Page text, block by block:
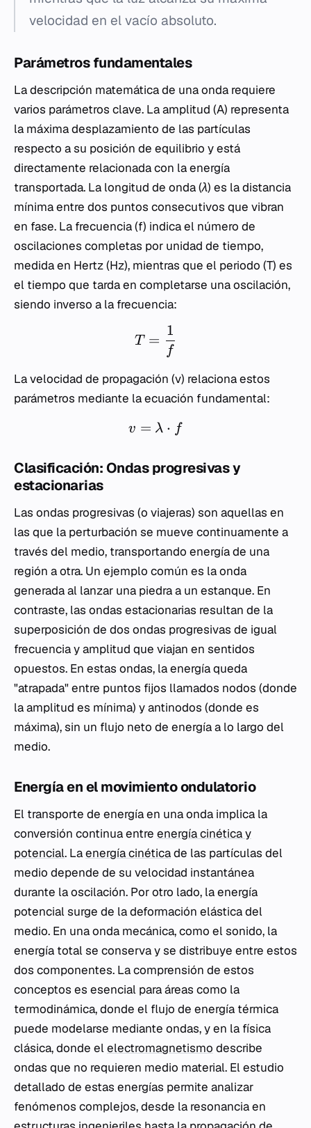
velocidad en el vacío absoluto.
Parámetros fundamentales
La descripción matemática de una onda requiere
varios parámetros clave. La amplitud (A) representa
la máxima desplazamiento de las partículas
respecto a su posición de equilibrio y está
directamente relacionada con la energía
transportada. La longitud de onda (λ) es la distancia
mínima entre dos puntos consecutivos que vibran
en fase. La frecuencia (f) indica el número de
oscilaciones completas por unidad de tiempo,
medida en Hertz (Hz), mientras que el periodo (T) es
el tiempo que tarda en completarse una oscilación,
siendo inverso a la frecuencia:
T =
f
1
La velocidad de propagación (v) relaciona estos
parámetros mediante la ecuación fundamental:
v = λ ⋅ f
Clasificación: Ondas progresivas y
estacionarias
Las ondas progresivas (o viajeras) son aquellas en
las que la perturbación se mueve continuamente a
través del medio, transportando energía de una
región a otra. Un ejemplo común es la onda
generada al lanzar una piedra a un estanque. En
contraste, las ondas estacionarias resultan de la
superposición de dos ondas progresivas de igual
frecuencia y amplitud que viajan en sentidos
opuestos. En estas ondas, la energía queda
"atrapada" entre puntos fijos llamados nodos (donde
la amplitud es mínima) y antinodos (donde es
máxima), sin un flujo neto de energía a lo largo del
medio.
Energía en el movimiento ondulatorio
El transporte de energía en una onda implica la
conversión continua entre energía cinética y
potencial. Laenergía cinéticade las partículas del
medio depende de su velocidad instantánea
durante la oscilación. Por otro lado, la energía
potencial surge de la deformación elástica del
medio. En una onda mecánica, como el sonido, la
energía total se conserva y se distribuye entre estos
dos componentes. La comprensión de estos
conceptos es esencial para áreas como la
termodinámica, donde el flujo de energía térmica
puede modelarse mediante ondas, y en la física
clásica, donde elelectromagnetismo describe
ondas que no requieren medio material. El estudio
detallado de estas energías permite analizar
fenómenos complejos, desde la resonancia en